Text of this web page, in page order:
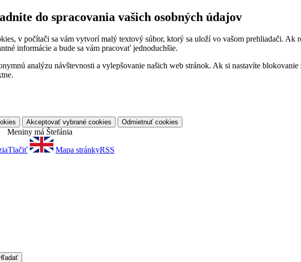
do spracovania vašich osobných údajov
v počítači sa vám vytvorí malý textový súbor, ktorý sa uloží vo vašom prehliadači. Ak
informácie a bude sa vám pracovať jednoduchšie.
analýzu návštevnosti a vylepšovanie našich web stránok. Ak si nastavíte
Meniny má Štefánia
Tlačiť Mapa stránkyRSS